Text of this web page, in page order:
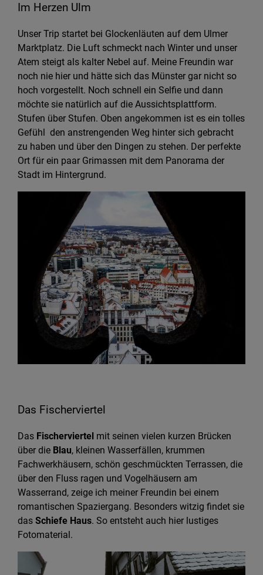
Im Herzen Ulm
Unser Trip startet bei Glockenläuten auf dem Ulmer
Marktplatz. Die Luft schmeckt nach Winter und unser
Atem steigt als kalter Nebel auf. Meine Freundin war
noch nie hier und hätte sich das Münster gar nicht so
hoch vorgestellt. Noch schnell ein Selfie und dann
möchte sie natürlich auf die Aussichtsplattform.
Stufen über Stufen. Oben angekommen ist es ein tolles
Gefühl den anstrengenden Weg hinter sich gebracht
zu haben und über den Dingen zu stehen. Der perfekte
Ort für ein paar Grimassen mit dem Panorama der
Stadt im Hintergrund.
Das Fischerviertel
Das Fischerviertel mit seinen vielen kurzen Brücken
über die Blau, kleinen Wasserfällen, krummen
Fachwerkhäusern, schön geschmückten Terrassen, die
über den Fluss ragen und Vogelhäusern am
Wasserrand, zeige ich meiner Freundin bei einem
romantischen Spaziergang. Besonders witzig findet sie
das Schiefe Haus. So entsteht auch hier lustiges
Fotomaterial.